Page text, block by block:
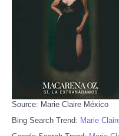
Source: Marie Claire México
Bing Search Trend: Marie